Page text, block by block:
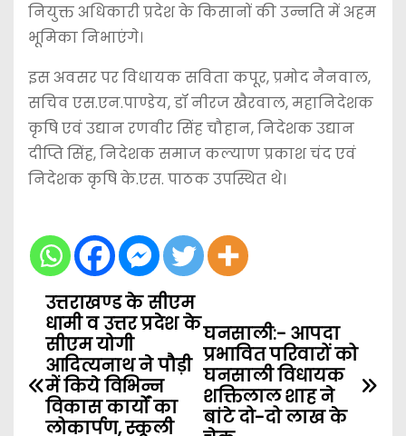
नियुक्त अधिकारी प्रदेश के किसानों की उन्नति में अहम
भूमिका निभाएंगे।
इस अवसर पर विधायक सविता कपूर, प्रमोद नैनवाल,
सचिव एस.एन.पाण्डेय, डॉ नीरज खैरवाल, महानिदेशक
कृषि एवं उद्यान रणवीर सिंह चौहान, निदेशक उद्यान
दीप्ति सिंह, निदेशक समाज कल्याण प्रकाश चंद एवं
निदेशक कृषि के.एस. पाठक उपस्थित थे।
s
घनसाली:- आपदा
प्रभावित परिवारों को
घनसाली विधायक
शक्तिलाल शाह ने
बांटे दो-दो लाख के
उत्तराखण्ड के सीएम
धामी व उत्तर प्रदेश के
सीएम योगी
आदित्यनाथ ने पौड़ी
में किये विभिन्न
विकास कार्यों का
लोकार्पण, स्कूली